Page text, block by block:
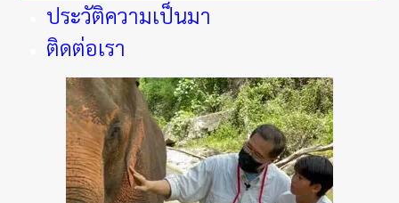
ประวัติความเป็นมา
ติดต่อเรา